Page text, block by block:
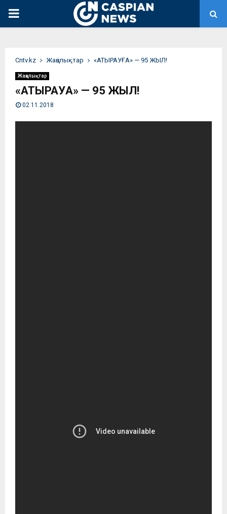
PRIMARY
Сntv.kz Жаңалықтар «АТЫРАУҒА» — 95 ЖЫЛ!
Жаңалықтар
«АТЫРАУҒА» — 95 ЖЫЛ!
02.11.2018